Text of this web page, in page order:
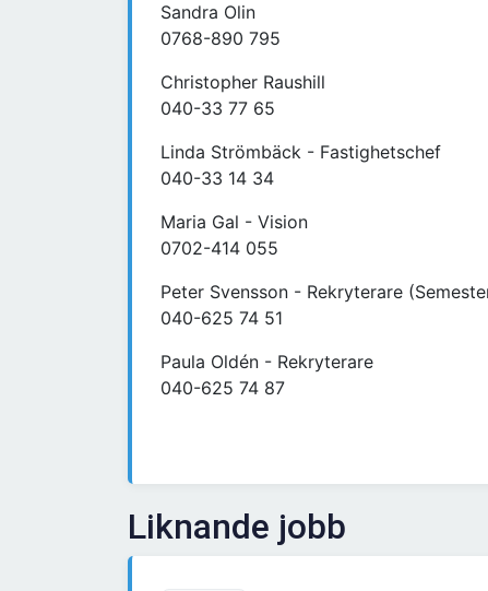
Sandra Olin
0768-890 795
Christopher Raushill
040-33 77 65
Linda Strömbäck - Fastighetschef
040-33 14 34
Maria Gal - Vision
0702-414 055
Peter Svensson - Rekryterare
040-625 74 51
Paula Oldén - Rekryterare
040-625 74 87
Liknande jobb